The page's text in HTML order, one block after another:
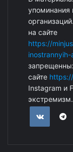
упоминания
на сайте
https://
сайте
Instagram и
экстремизм.